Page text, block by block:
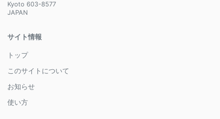
Kyoto 603-8577
JAPAN
サイト情報
トップ
このサイトについて
お知らせ
使い方